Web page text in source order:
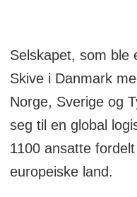
Selskapet, som ble
Skive i Danmark
Norge, Sverige og
seg til en global
1100 ansatte
europeiske land.